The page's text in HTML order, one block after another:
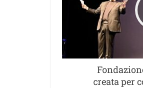
creata per